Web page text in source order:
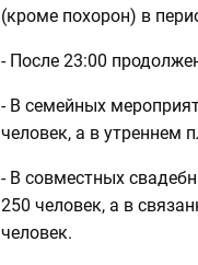
(кроме похорон) в
- После 23:00
- В семейных
человек, а в утреннем
- В совместных
250 человек, а в
человек.